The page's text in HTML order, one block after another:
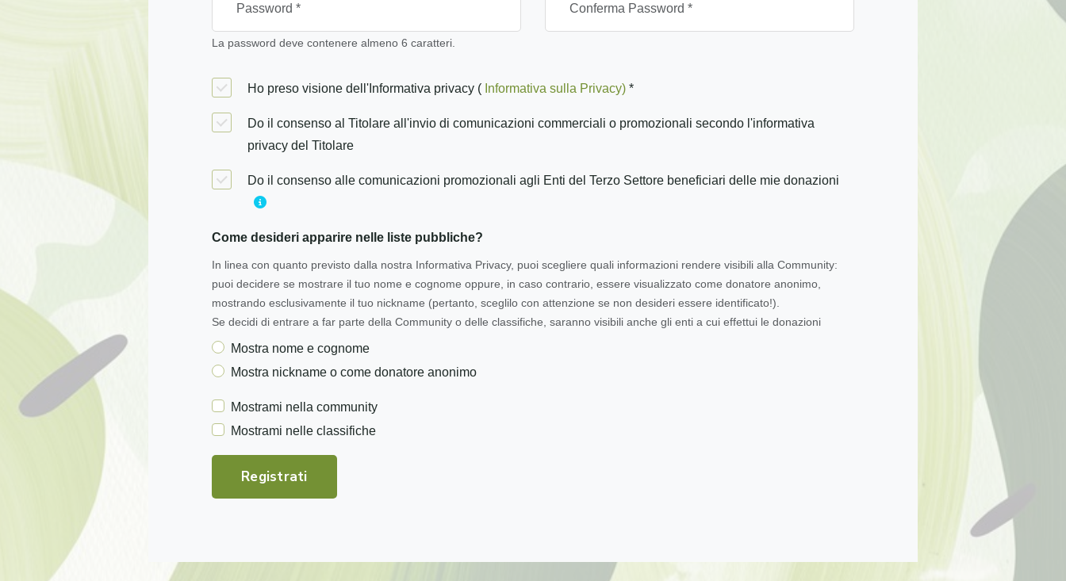
La password deve contenere almeno 6 caratteri.
Ho preso visione dell'Informativa privacy ( Informativa sulla Privacy) *
Do il consenso al Titolare all'invio di comunicazioni commerciali o promozionali secondo l'informativa
privacy del Titolare
Do il consenso alle comunicazioni promozionali agli Enti del Terzo Settore beneficiari delle mie donazioni
Come desideri apparire nelle liste pubbliche?
In linea con quanto previsto dalla nostra Informativa Privacy, puoi scegliere quali informazioni rendere visibili alla Community:
puoi decidere se mostrare il tuo nome e cognome oppure, in caso contrario, essere visualizzato come donatore anonimo,
mostrando esclusivamente il tuo nickname (pertanto, sceglilo con attenzione se non desideri essere identificato!).
Se decidi di entrare a far parte della Community o delle classifiche, saranno visibili anche gli enti a cui effettui le donazioni
Mostra nome e cognome
Mostra nickname o come donatore anonimo
Mostrami nella community
Mostrami nelle classifiche
Registrati